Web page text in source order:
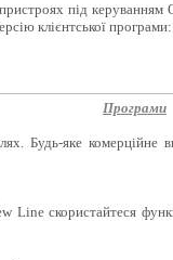
під
клієнтської програми:
Програми
Будь-яке комерційне
Line скористайтеся